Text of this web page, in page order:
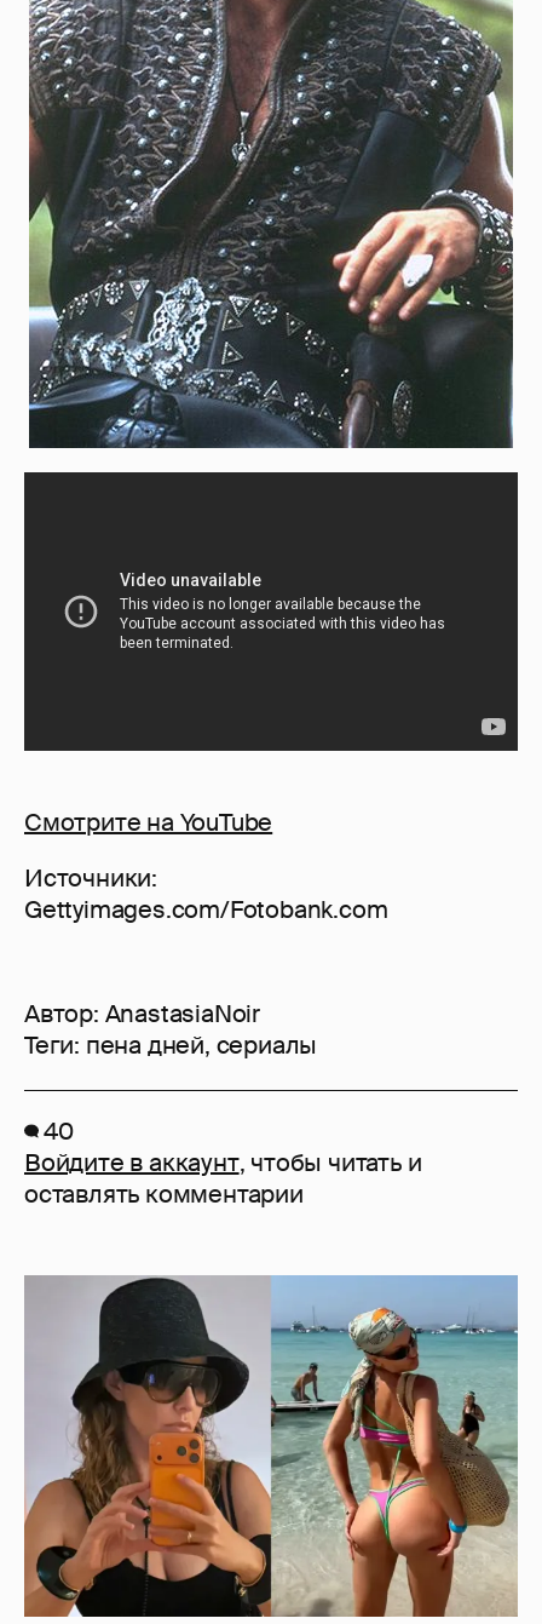
Смотрите на YouTube
Источники:
Gettyimages.com/Fotobank.com
Автор: AnastasiaNoir
Теги: пена дней, сериалы
40
Войдите в аккаунт, чтобы читать и
оставлять комментарии